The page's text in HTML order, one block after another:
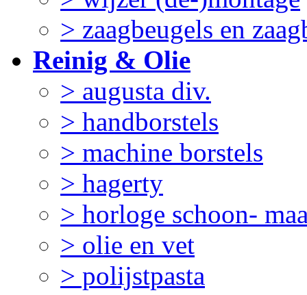
> zaagbeugels en
Reinig & Olie
> augusta div.
> handborstels
> machine borstels
> hagerty
> horloge schoon-
> olie en vet
> polijstpasta